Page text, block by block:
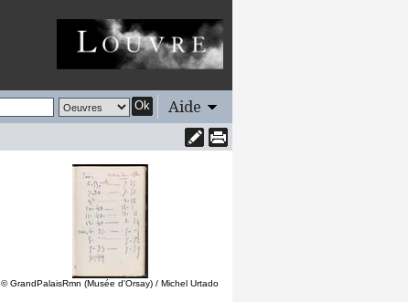
Ok Aide
© GrandPalaisRmn (Musée d'Orsay) / Michel Urtado